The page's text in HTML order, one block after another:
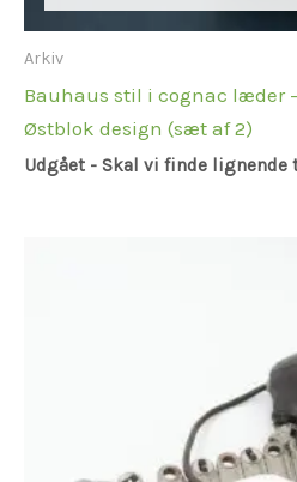
Arkiv
Bauhaus stil i cognac læder –
Østblok design (sæt af 2)
Udgået - Skal vi finde